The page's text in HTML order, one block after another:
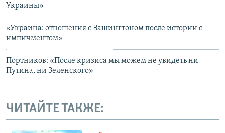
Украины»
«Украина: отношения с Вашингтоном после истории с
импичментом»
Портников: «После кризиса мы можем не увидеть ни
Путина, ни Зеленского»
ЧИТАЙТЕ ТАКЖЕ: